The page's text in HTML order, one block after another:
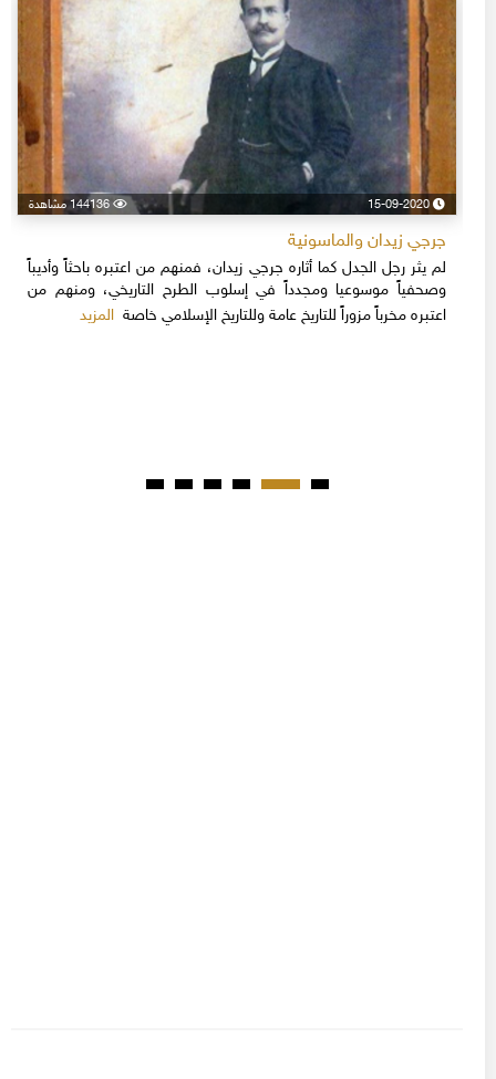
15-09-2020 144136 مشاهدة
جرجي زيدان والماسونية
لم يثر رجل الجدل كما أثاره جرجي زيدان، فمنهم من اعتبره باحثاً وأديباً
وصحفياً موسوعيا ومجدداً في إسلوب الطرح التاريخي، ومنهم من
اعتبره مخرباً مزوراً للتاريخ عامة وللتاريخ الإسلامي خاصةالمزيد